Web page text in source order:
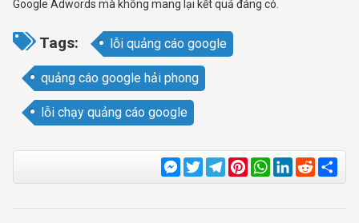
Google Adwords mà không mang lại kết quả đáng có.
Tags: lỗi quảng cáo google
quảng cáo google hải phong
lỗi chạy quảng cáo google
Messenger
TwitterTelegram
Pinterest
WhatsApp
LinkedIn
Reddit